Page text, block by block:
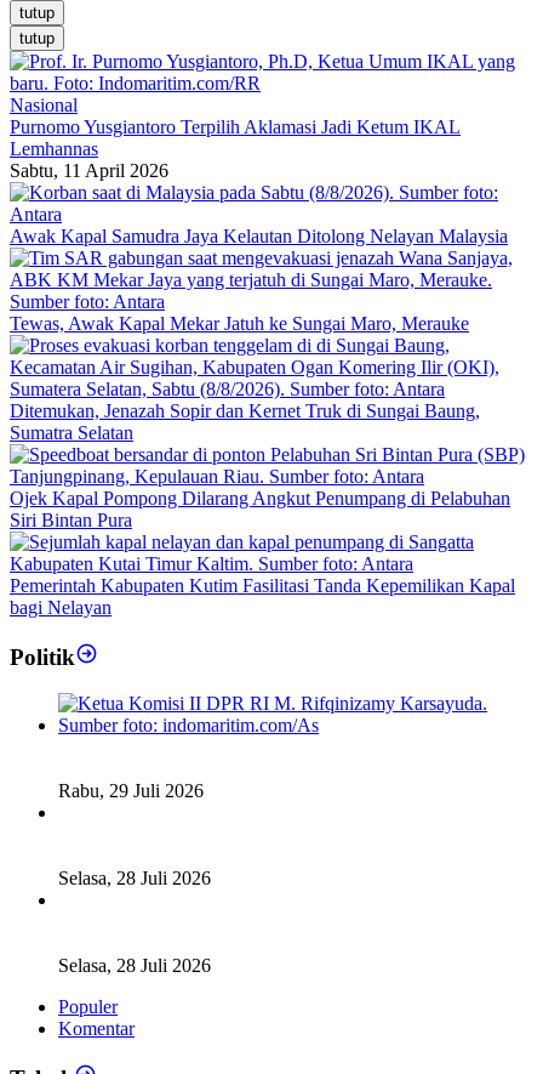
tutup
tutup
Nasional
Purnomo Yusgiantoro Terpilih Aklamasi Jadi Ketum IKAL
Lemhannas
Sabtu, 11 April 2026
Awak Kapal Samudra Jaya Kelautan Ditolong Nelayan Malaysia
Tewas, Awak Kapal Mekar Jatuh ke Sungai Maro, Merauke
Ditemukan, Jenazah Sopir dan Kernet Truk di Sungai Baung,
Sumatra Selatan
Ojek Kapal Pompong Dilarang Angkut Penumpang di Pelabuhan
Siri Bintan Pura
Pemerintah Kabupaten Kutim Fasilitasi Tanda Kepemilikan Kapal
bagi Nelayan
Politik
Rabu, 29 Juli 2026
Selasa, 28 Juli 2026
Selasa, 28 Juli 2026
Populer
Komentar